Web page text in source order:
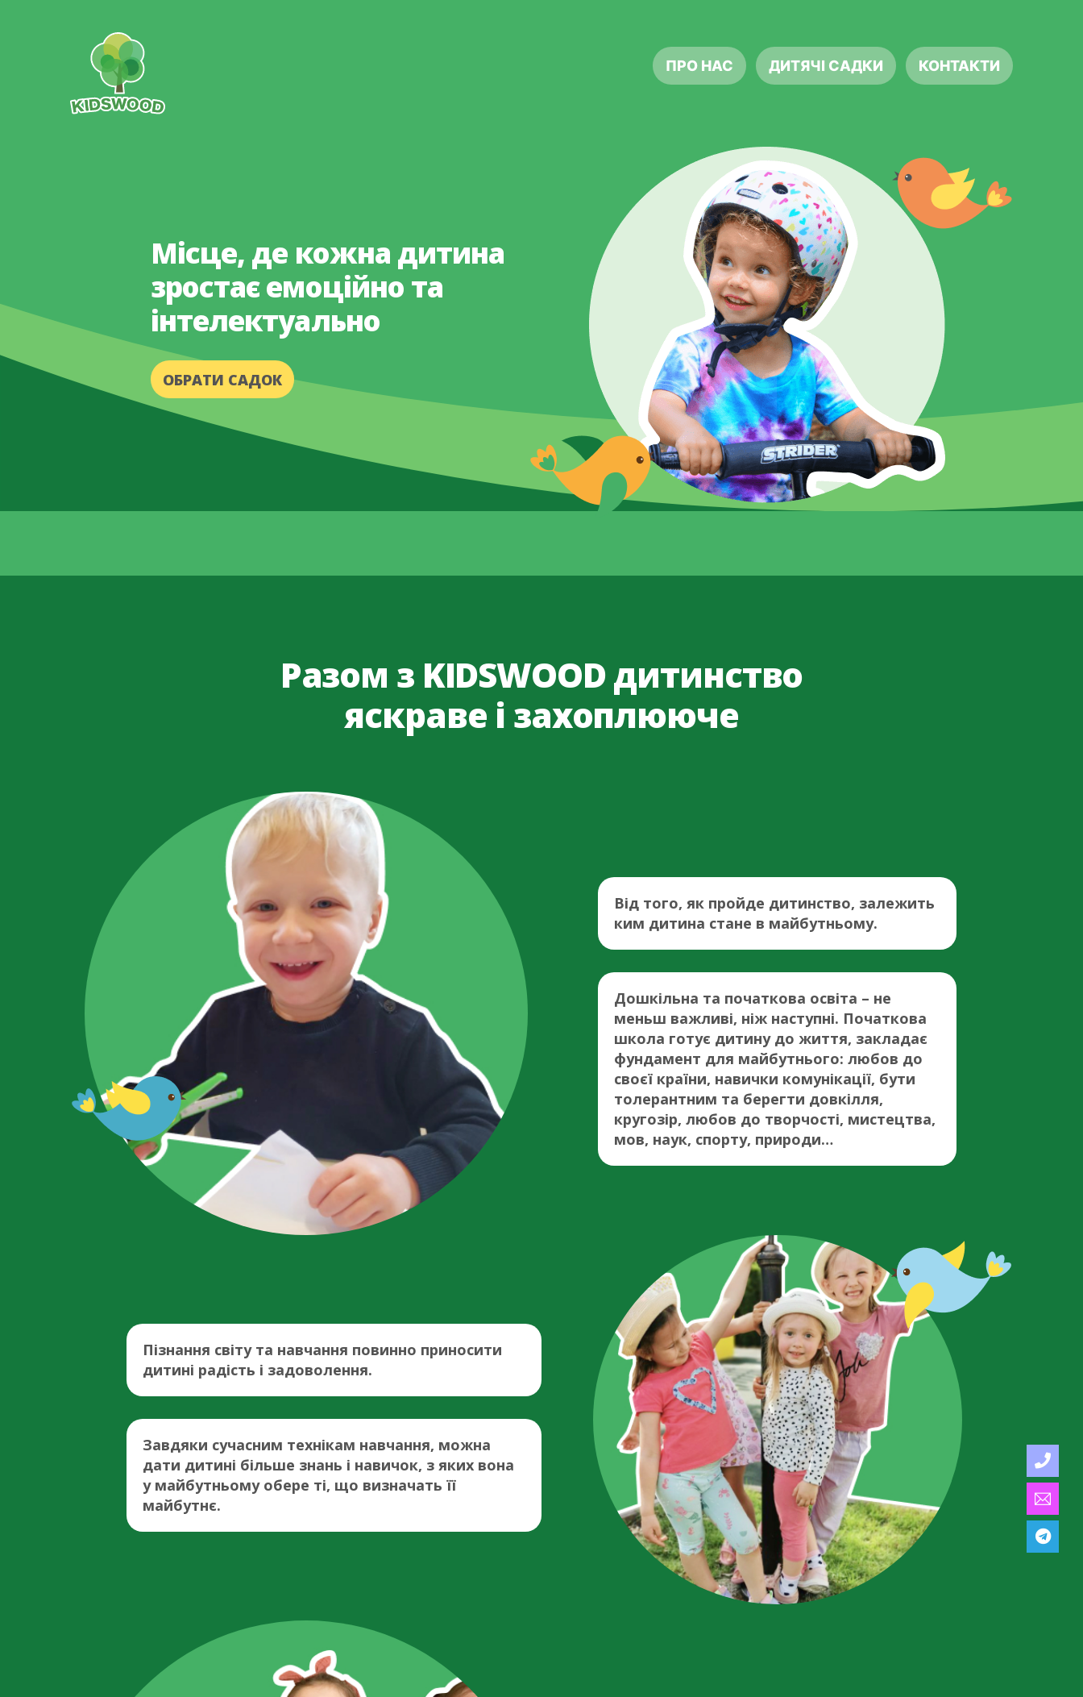
ПРО НАС ДИТЯЧІ САДКИ КОНТАКТИ
Місце, де кожна дитина
зростає емоційно та
інтелектуально
ОБРАТИ САДОК
Разом з KIDSWOOD дитинство
яскраве і захоплююче
Від того, як пройде дитинство, залежить
ким дитина стане в майбутньому.
Дошкільна та початкова освіта – не
меньш важливі, ніж наступні. Початкова
школа готує дитину до життя, закладає
фундамент для майбутнього: любов до
своєї країни, навички комунікації, бути
толерантним та берегти довкілля,
кругозір, любов до творчості, мистецтва,
мов, наук, спорту, природи…
Пізнання світу та навчання повинно приносити
дитині радість і задоволення.
Завдяки сучасним технікам навчання, можна
дати дитині більше знань і навичок, з яких вона
у майбутньому обере ті, що визначать її
майбутнє.